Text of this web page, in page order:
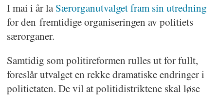
I mai i år laSærorganutvalget fram sin utredning
for den fremtidige organiseringen av politiets
særorganer.
Samtidig som politireformen rulles ut for fullt,
foreslår utvalget en rekke dramatiske endringer i
politietaten. De vil at politidistriktene skal løse